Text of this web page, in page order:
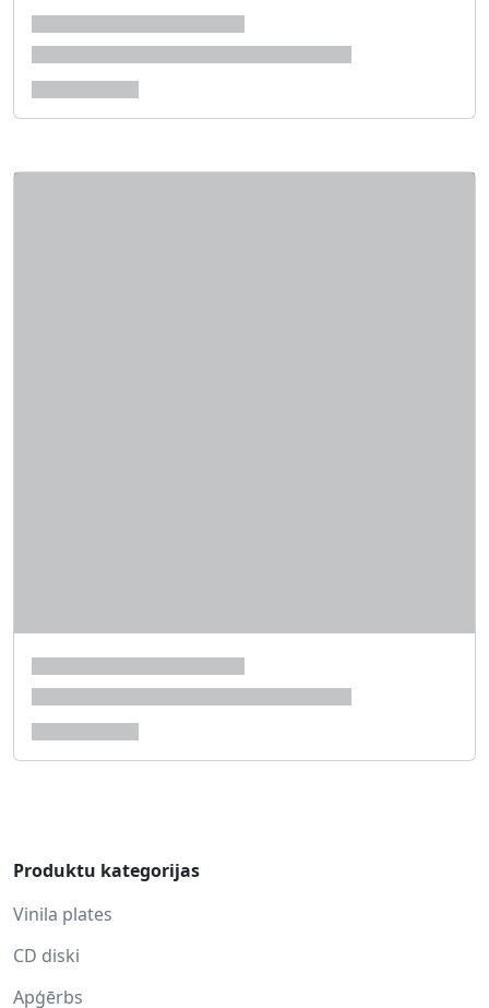
Produktu kategorijas
Vinila plates
CD diski
Apģērbs